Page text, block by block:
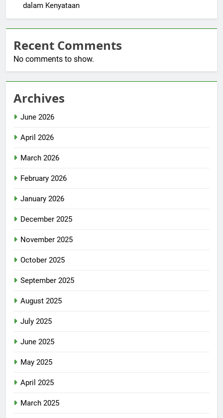
dalam Kenyataan
Recent Comments
No comments to show.
Archives
June 2026
April 2026
March 2026
February 2026
January 2026
December 2025
November 2025
October 2025
September 2025
August 2025
July 2025
June 2025
May 2025
April 2025
March 2025